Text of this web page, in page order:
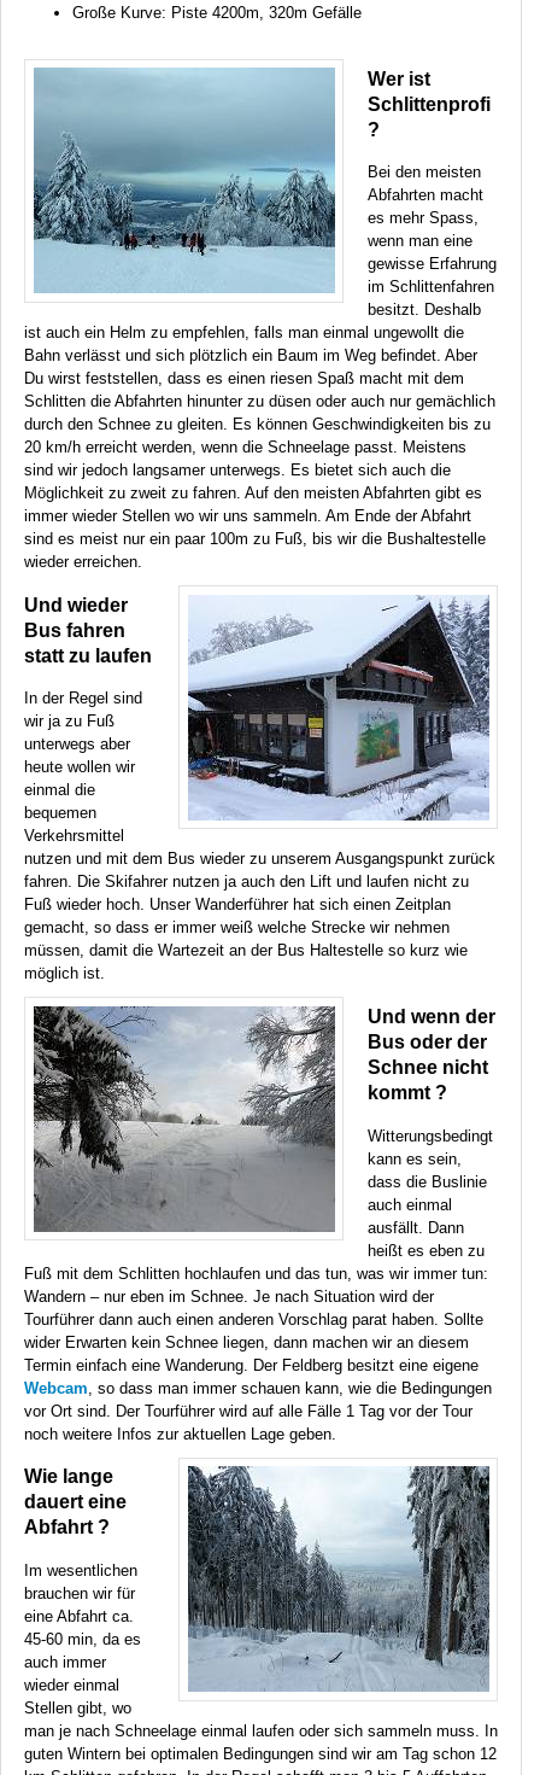
Große Kurve: Piste 4200m, 320m Gefälle
Wer ist
Schlittenprofi
?
Bei den meisten
Abfahrten macht
es mehr Spass,
wenn man eine
gewisse Erfahrung
im Schlittenfahren
besitzt. Deshalb
ist auch ein Helm zu empfehlen, falls man einmal ungewollt die
Bahn verlässt und sich plötzlich ein Baum im Weg befindet. Aber
Du wirst feststellen, dass es einen riesen Spaß macht mit dem
Schlitten die Abfahrten hinunter zu düsen oder auch nur gemächlich
durch den Schnee zu gleiten. Es können Geschwindigkeiten bis zu
20 km/h erreicht werden, wenn die Schneelage passt. Meistens
sind wir jedoch langsamer unterwegs. Es bietet sich auch die
Möglichkeit zu zweit zu fahren. Auf den meisten Abfahrten gibt es
immer wieder Stellen wo wir uns sammeln. Am Ende der Abfahrt
sind es meist nur ein paar 100m zu Fuß, bis wir die Bushaltestelle
wieder erreichen.
Und wieder
Bus fahren
statt zu laufen
In der Regel sind
wir ja zu Fuß
unterwegs aber
heute wollen wir
einmal die
bequemen
Verkehrsmittel
nutzen und mit dem Bus wieder zu unserem Ausgangspunkt zurück
fahren. Die Skifahrer nutzen ja auch den Lift und laufen nicht zu
Fuß wieder hoch. Unser Wanderführer hat sich einen Zeitplan
gemacht, so dass er immer weiß welche Strecke wir nehmen
müssen, damit die Wartezeit an der Bus Haltestelle so kurz wie
möglich ist.
Und wenn der
Bus oder der
Schnee nicht
kommt ?
Witterungsbedingt
kann es sein,
dass die Buslinie
auch einmal
ausfällt. Dann
heißt es eben zu
Fuß mit dem Schlitten hochlaufen und das tun, was wir immer tun:
Wandern – nur eben im Schnee. Je nach Situation wird der
Tourführer dann auch einen anderen Vorschlag parat haben. Sollte
wider Erwarten kein Schnee liegen, dann machen wir an diesem
Termin einfach eine Wanderung. Der Feldberg besitzt eine eigene
Webcam , so dass man immer schauen kann, wie die Bedingungen
vor Ort sind. Der Tourführer wird auf alle Fälle 1 Tag vor der Tour
noch weitere Infos zur aktuellen Lage geben.
Wie lange
dauert eine
Abfahrt ?
Im wesentlichen
brauchen wir für
eine Abfahrt ca.
45-60 min, da es
auch immer
wieder einmal
Stellen gibt, wo
man je nach Schneelage einmal laufen oder sich sammeln muss. In
guten Wintern bei optimalen Bedingungen sind wir am Tag schon 12